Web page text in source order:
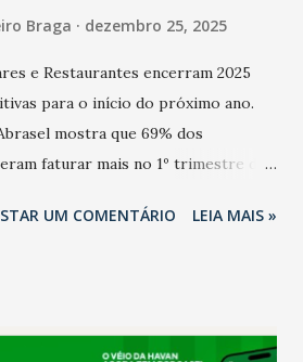
Braga dezembro 25, 2025
e Restaurantes encerram 2025
para o início do próximo ano.
mostra que 69% dos
faturar mais no 1º trimestre de
deste ano, 56% também
de ano e pelo pagamento do 13º
UM COMENTÁRIO LEIA MAIS »